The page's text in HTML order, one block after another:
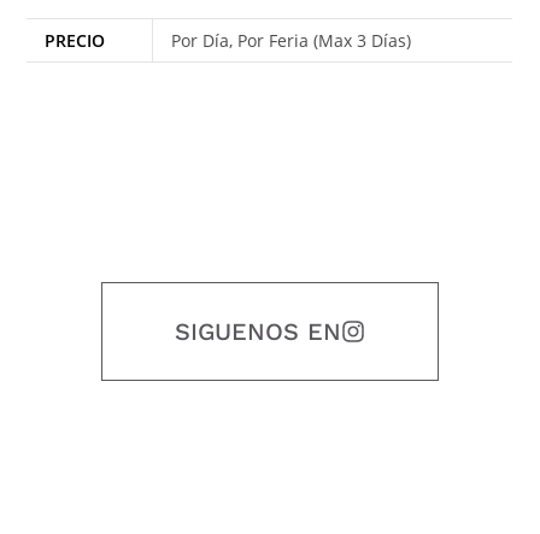
PRECIO Por Día, Por Feria (Max 3 Días)
SIGUENOS EN